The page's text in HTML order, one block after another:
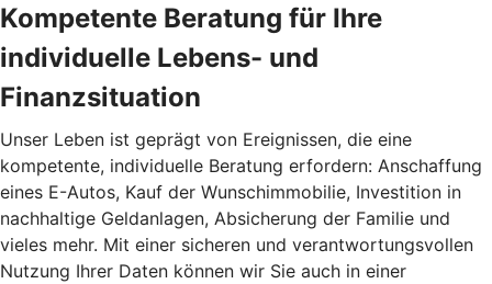
Kompetente Beratung für Ihre
individuelle Lebens- und
Finanzsituation
Unser Leben ist geprägt von Ereignissen, die eine
kompetente, individuelle Beratung erfordern: Anschaffung
eines E-Autos, Kauf der Wunschimmobilie, Investition in
nachhaltige Geldanlagen, Absicherung der Familie und
vieles mehr. Mit einer sicheren und verantwortungsvollen
Nutzung Ihrer Daten können wir Sie auch in einer